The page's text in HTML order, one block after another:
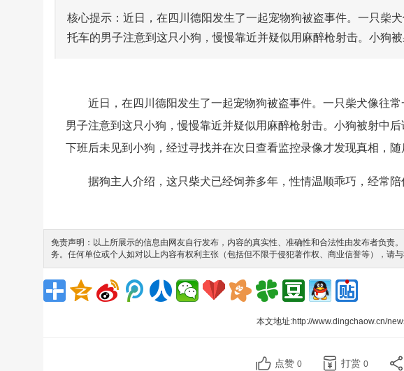
核心提示：近日，在四川德阳发生了一起宠物狗被盗事件。一只柴
托车的男子注意到这只小狗，慢慢靠近并疑似用麻醉枪射击。小狗
近日，在四川德阳发生了一起宠物狗被盗事件。一只柴犬像往
男子注意到这只小狗，慢慢靠近并疑似用麻醉枪射击。小狗被射中
下班后未见到小狗，经过寻找并在次日查看监控录像才发现真相，随
据狗主人介绍，这只柴犬已经饲养多年，性情温顺乖巧，经常陪
免责声明：以上所展示的信息由网友自行发布，内容的真实性、准确性和合法性由发布者负责
务。任何单位或个人如对以上内容有权利主张（包括但不限于侵犯著作权、商业信誉等），请
本文地址:http://www.dingchaow.cn/
点赞 0 打赏 0